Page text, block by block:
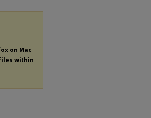
on Mac
within